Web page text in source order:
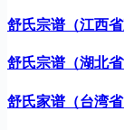
舒氏宗谱（江西省
舒氏宗谱（湖北省
舒氏家谱（台湾省